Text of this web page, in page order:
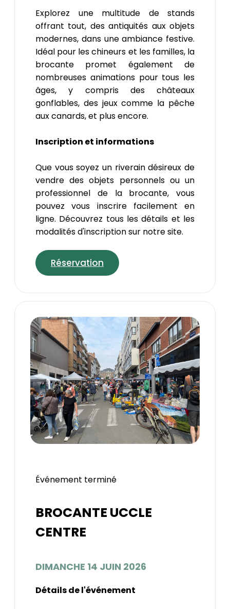
Explorez une multitude de stands
offrant tout, des antiquités aux objets
modernes, dans une ambiance festive.
Idéal pour les chineurs et les familles, la
brocante promet également de
nombreuses animations pour tous les
âges, y compris des châteaux
gonflables, des jeux comme la pêche
aux canards, et plus encore.
Inscription et informations
Que vous soyez un riverain désireux de
vendre des objets personnels ou un
professionnel de la brocante, vous
pouvez vous inscrire facilement en
ligne. Découvrez tous les détails et les
modalités d'inscription sur notre site.
Réservation
Événement terminé
BROCANTE UCCLE
CENTRE
DIMANCHE 14 JUIN 2026
Détails de l'événement